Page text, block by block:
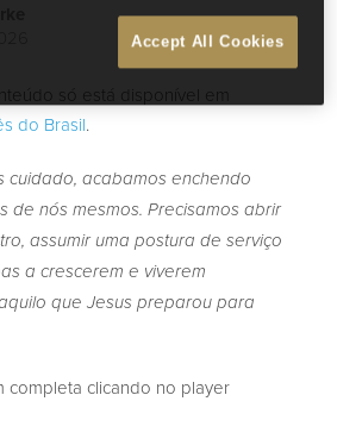
só está disponível em
do Brasil.
cuidado, acabamos enchendo
de nós mesmos. Precisamos abrir
assumir uma postura de serviço
a crescerem e viverem
que Jesus preparou para
completa clicando no player
Accept All Cookies